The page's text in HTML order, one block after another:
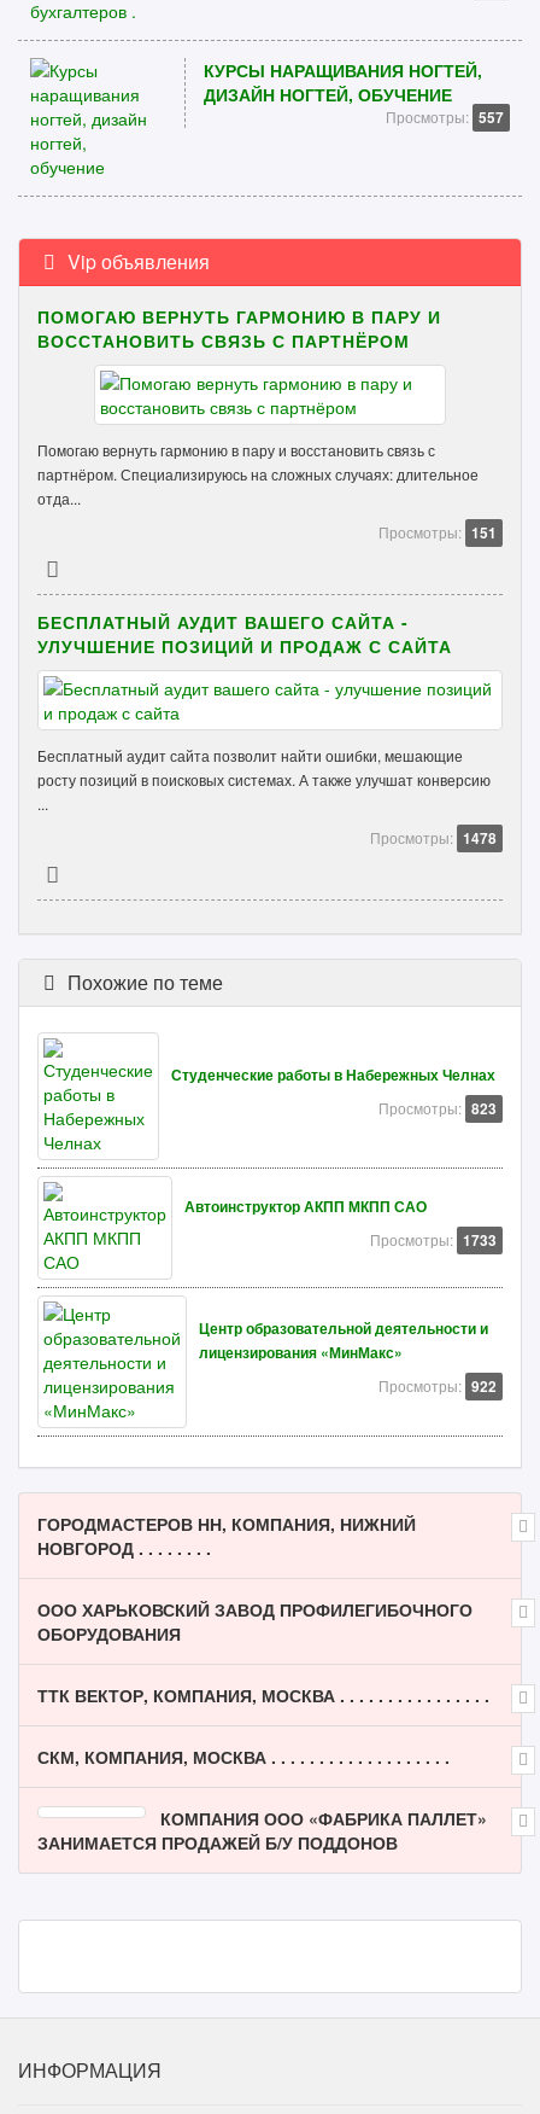
КУРСЫ НАРАЩИВАНИЯ НОГТЕЙ,
ДИЗАЙН НОГТЕЙ, ОБУЧЕНИЕ
Просмотры: 557
Vip объявления
ПОМОГАЮ ВЕРНУТЬ ГАРМОНИЮ В ПАРУ И
ВОССТАНОВИТЬ СВЯЗЬ С ПАРТНЁРОМ
Помогаю вернуть гармонию в пару и восстановить связь с
партнёром. Специализируюсь на сложных случаях: длительное
отда...
Просмотры: 151
БЕСПЛАТНЫЙ АУДИТ ВАШЕГО САЙТА -
УЛУЧШЕНИЕ ПОЗИЦИЙ И ПРОДАЖ С САЙТА
Бесплатный аудит сайта позволит найти ошибки, мешающие
росту позиций в поисковых системах. А также улучшат конверсию
...
Просмотры: 1478
Похожие по теме
Студенческие работы в Набережных Челнах
Просмотры: 823
Автоинструктор АКПП МКПП САО
Просмотры: 1733
Центр образовательной деятельности и
лицензирования «МинМакс»
Просмотры: 922
ГОРОДМАСТЕРОВ НН, КОМПАНИЯ, НИЖНИЙ
НОВГОРОД . . . . . . . .
ООО ХАРЬКОВСКИЙ ЗАВОД ПРОФИЛЕГИБОЧНОГО
ОБОРУДОВАНИЯ
ТТК ВЕКТОР, КОМПАНИЯ, МОСКВА . . . . . . . . . . . . . . . .
СКМ, КОМПАНИЯ, МОСКВА . . . . . . . . . . . . . . . . . . .
КОМПАНИЯ ООО «ФАБРИКА ПАЛЛЕТ»
ЗАНИМАЕТСЯ ПРОДАЖЕЙ Б/У ПОДДОНОВ
ИНФОРМАЦИЯ